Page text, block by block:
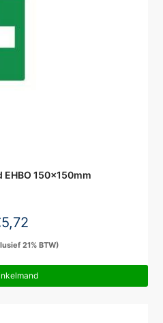
150x150mm
5,72
21% BTW)